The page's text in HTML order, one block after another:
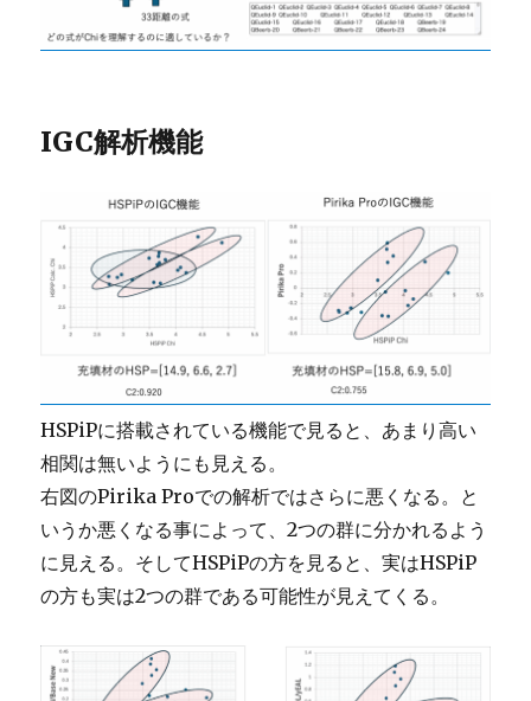
IGC解析機能
HSPiPに搭載されている機能で見ると、あまり高い
相関は無いようにも見える。
右図のPirika Proでの解析ではさらに悪くなる。と
いうか悪くなる事によって、2つの群に分かれるよう
に見える。そしてHSPiPの方を見ると、実はHSPiP
の方も実は2つの群である可能性が見えてくる。